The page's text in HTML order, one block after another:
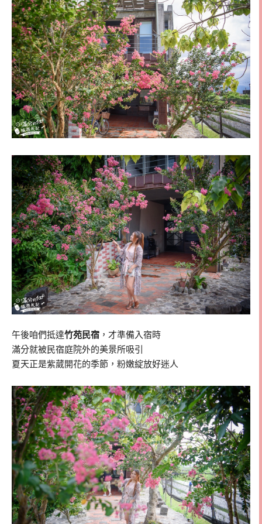
午後咱們抵達竹苑民宿 ，才準備入宿時
滿分就被民宿庭院外的美景所吸引
夏天正是紫葳開花的季節，粉嫩綻放好迷人